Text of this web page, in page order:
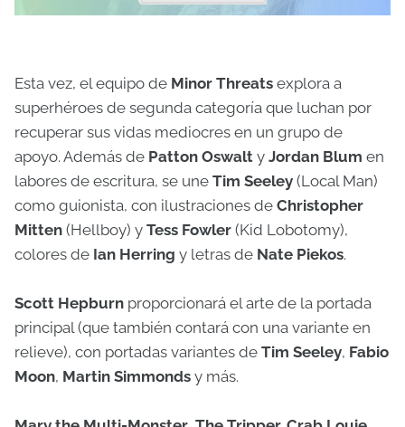
Esta vez, el equipo de Minor Threats explora a
superhéroes de segunda categoría que luchan por
recuperar sus vidas mediocres en un grupo de
apoyo. Además de Patton Oswalt y Jordan Blum en
labores de escritura, se une Tim Seeley (Local Man)
como guionista, con ilustraciones de Christopher
Mitten (Hellboy) y Tess Fowler (Kid Lobotomy),
colores de Ian Herring y letras de Nate Piekos.
Scott Hepburn proporcionará el arte de la portada
principal (que también contará con una variante en
relieve), con portadas variantes de Tim Seeley, Fabio
Moon, Martin Simmonds y más.